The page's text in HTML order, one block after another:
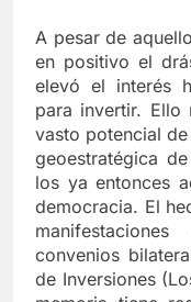
A pesar de
en positivo el
elevó el interés
para invertir.
vasto potencial
geoestratégica
los ya entonces
democracia. El
convenios
de Inversiones